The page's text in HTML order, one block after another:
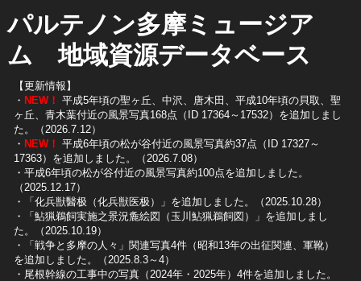
パルテノン多摩ミュージア
ム 地域資源データベース
【更新情報】
・ NEW！ 平成5年頃の聖ヶ丘、中沢、唐木田、平成10年頃の貝取、聖
ヶ丘、青木葉付近の風景写真168点（ID 17364～17532）を追加しまし
た。（2026.7.12）
・ NEW！ 平成6年頃の松が谷付近の風景写真約37点（ID 17327～
17363）を追加しました。（2026.7.08）
・平成6年頃の松が谷付近の風景写真約100点を追加しました。
（2025.12.17）
・「化兵獣醫极（化兵獣医极）」を追加しました。（2025.10.28）
・「鮎猟鵜飼実施之景況麁絵図（玉川鮎猟鵜飼図）」を追加しまし
た。（2025.10.19）
​・「戦争と多摩の人々」関連写真4件（昭和13年の出征関連、軍靴）
を追加しました。（2025.8.3～4）
​・尾根幹線の工事中の写真（2024年・2025年）4件を追加しました。